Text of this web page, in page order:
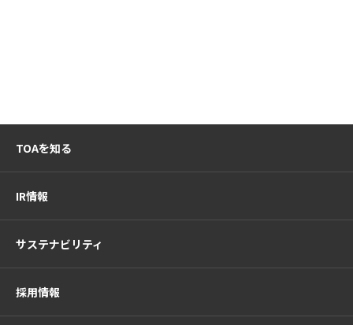
TOAを知る
IR情報
サステナビリティ
採用情報